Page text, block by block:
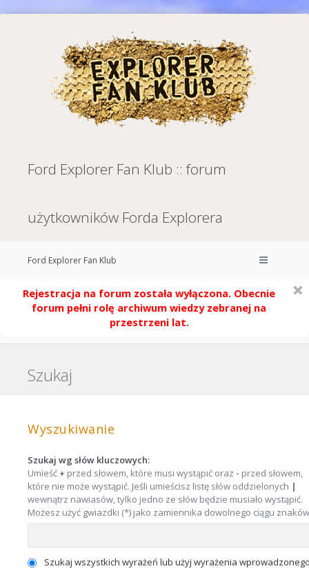
Ford Explorer Fan Klub :: forum
użytkowników Forda Explorera
Ford Explorer Fan Klub
Rejestracja na forum została wyłączona. Obecnie
forum pełni rolę archiwum wiedzy zebranej na
przestrzeni lat.
Szukaj
Wyszukiwanie
Szukaj wg słów kluczowych:
Umieść + przed słowem, które musi wystąpić oraz - przed słowem,
które nie może wystąpić. Jeśli umieścisz listę słów oddzielonych |
wewnątrz nawiasów, tylko jedno ze słów będzie musiało wystąpić.
Możesz użyć gwiazdki (*) jako zamiennika dowolnego ciągu
Szukaj wszystkich wyrażeń lub użyj wyrażenia